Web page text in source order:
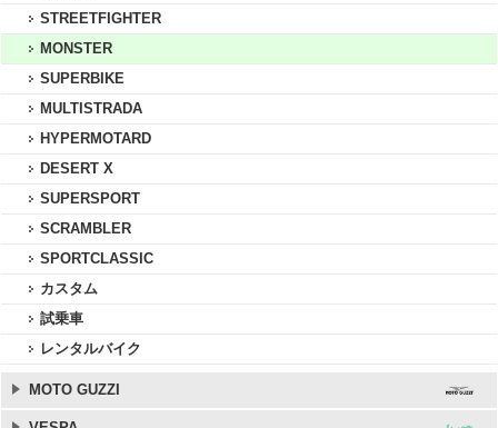
STREETFIGHTER
MONSTER
SUPERBIKE
MULTISTRADA
HYPERMOTARD
DESERT X
SUPERSPORT
SCRAMBLER
SPORTCLASSIC
カスタム
試乗車
レンタルバイク
MOTO GUZZI